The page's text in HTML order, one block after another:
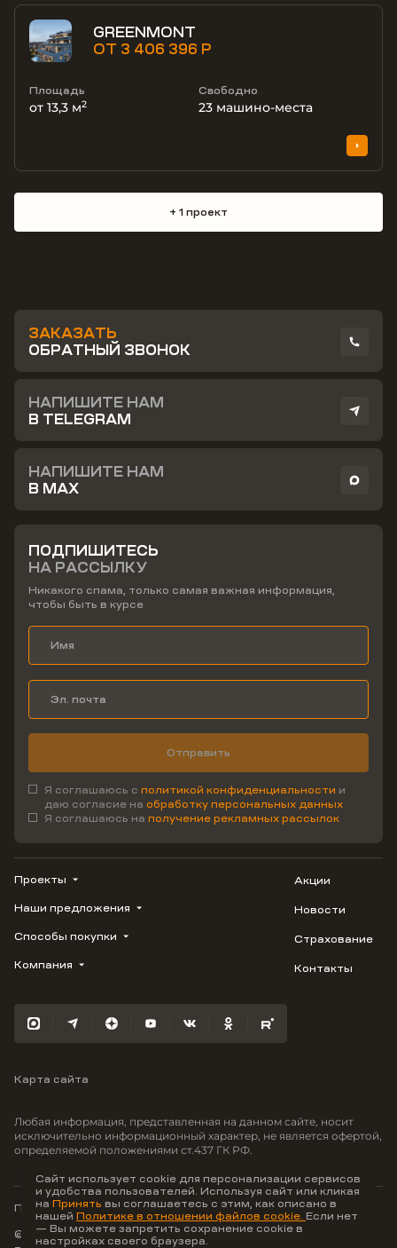
GREENMONT
ОТ 3 406 396 Р
Площадь
от 13,3 м2
Свободно
23 машино-места
+ 1 проект
ЗАКАЗАТЬ
ОБРАТНЫЙ ЗВОНОК
НАПИШИТЕ НАМ
В TELEGRAM
НАПИШИТЕ НАМ
В MAX
ПОДПИШИТЕСЬ
НА РАССЫЛКУ
Никакого спама, только самая важная информация,
чтобы быть в курсе
Отправить
Я соглашаюсь с политикой конфиденциальности и
даю согласие на обработку персональных данных
Я соглашаюсь на получение рекламных рассылок
Проекты
ВЕРН
1799
Флора
Отражение
Моретта
Вместе
Фрукты
Малина
Наши предложения
Купить квартиру
Студию
3-комнатную
Способы покупки
Трейд-ин
100% оплата
Компания
Карьера
Акции
Новости
Страхование
Контакты
Карта сайта
Любая информация, представленная на данном сайте, носит
исключительно информационный характер, не является офертой,
определяемой положениями ст.437 ГК РФ.
© ООО Неоагентство, ИНН 9703176621,
Политика конфиденциальности
Сайт использует cookie для персонализации сервисов
и удобства пользователей. Используя сайт или кликая
на Принять вы соглашаетесь с этим, как описано в
нашей Политике в отношении файлов cookie. Если нет
— Вы можете запретить сохранение cookie в
настройках своего браузера.